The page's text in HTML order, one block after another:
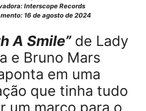
Interscope Records
16 de agosto de 2024
A Smile”de Lady
e Bruno Mars
em uma
que tinha tudo
um marco para o